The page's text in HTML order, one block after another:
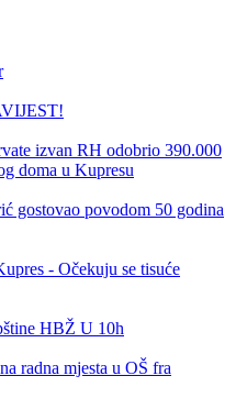
izvan RH odobrio 390.000
doma u Kupresu
gostovao povodom 50 godina
- Očekuju se tisuće
HBŽ U 10h
radna mjesta u OŠ fra